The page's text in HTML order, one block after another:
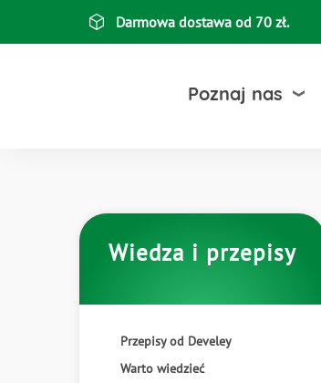
Darmowa dostawa od 70 zł.
Poznaj nas
Wiedza i przepisy
Przepisy od Develey
Warto wiedzieć